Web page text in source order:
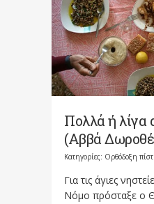
Πολλά ή λίγα
(Αββά
Κατηγορίες: Ορθόδοξη
Για τις άγιες
Νόμο πρόσταξε ο